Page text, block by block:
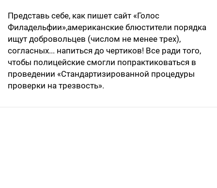
Представь себе, как пишет сайт «Голос
Филадельфии»,американские блюстители порядка
ищут добровольцев (числом не менее трех),
согласных... напиться до чертиков! Все ради того,
чтобы полицейские смогли попрактиковаться в
проведении «Стандартизированной процедуры
проверки на трезвость».